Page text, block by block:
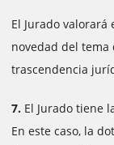
El Jurado
novedad del tema
trascendencia
7. El Jurado tiene
En este caso, la